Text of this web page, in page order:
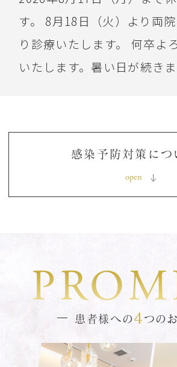
す。 8月18日（火）より両
り診療いたします。 何卒よ
いたします。暑い日が続き
この度分院でレーザー治療
療、歯周治療、虫歯治療、
お気軽にお問合せください。
感染予防対策につ
患者様への 4つの